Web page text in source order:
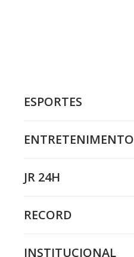
ESPORTES
ENTRETENIMENTO
JR 24H
RECORD
INSTITUCIONAL